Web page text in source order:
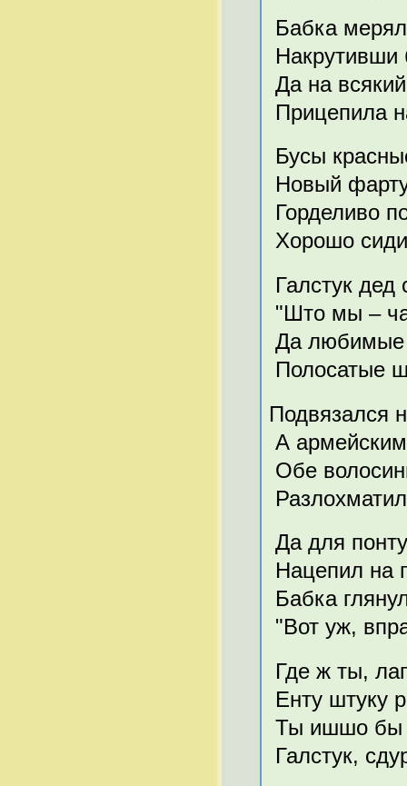
Бабка
Накрутивши
Да на
Прицепила
Бусы
Новый
Горделиво
Хорошо
Галстук дед
"Што мы –
Да любимые
Полосатые
Подвязался
А
Обе
Да для
Нацепил на
Бабка
"Вот уж,
Где ж ты,
Енту штуку
Ты ишшо бы
Галстук,